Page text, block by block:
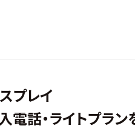
プレイ
電話・ライトプラ